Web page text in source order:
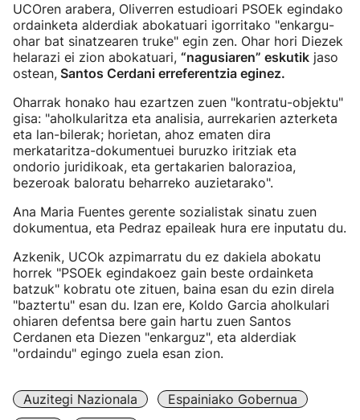
UCOren arabera, Oliverren estudioari PSOEk egindako
ordainketa alderdiak abokatuari igorritako "enkargu-
ohar bat sinatzearen truke" egin zen. Ohar hori Diezek
helarazi ei zion abokatuari, “nagusiaren” eskutik jaso
ostean, Santos Cerdani erreferentzia eginez.
Oharrak honako hau ezartzen zuen "kontratu-objektu"
gisa: "aholkularitza eta analisia, aurrekarien azterketa
eta lan-bilerak; horietan, ahoz ematen dira
merkataritza-dokumentuei buruzko iritziak eta
ondorio juridikoak, eta gertakarien balorazioa,
bezeroak baloratu beharreko auzietarako".
Ana Maria Fuentes gerente sozialistak sinatu zuen
dokumentua, eta Pedraz epaileak hura ere inputatu du.
Azkenik, UCOk azpimarratu du ez dakiela abokatu
horrek "PSOEk egindakoez gain beste ordainketa
batzuk" kobratu ote zituen, baina esan du ezin direla
"baztertu" esan du. Izan ere, Koldo Garcia aholkulari
ohiaren defentsa bere gain hartu zuen Santos
Cerdanen eta Diezen "enkarguz", eta alderdiak
"ordaindu" egingo zuela esan zion.
Auzitegi Nazionala
Espainiako Gobernua